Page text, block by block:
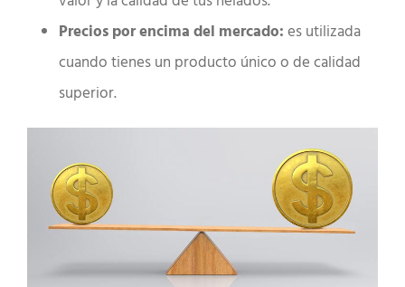
Precios por encima del mercado:es utilizada
cuando tienes un producto único o de calidad
superior.